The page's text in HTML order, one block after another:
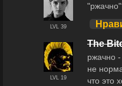
LVL 39
LVL 19
The
ржачно
не
что это